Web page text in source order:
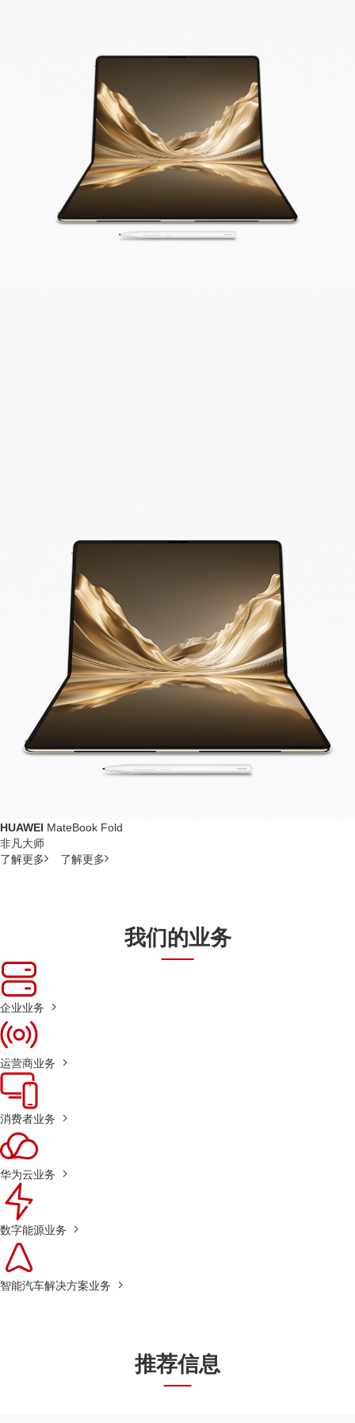
HUAWEI MateBook Fold
非凡大师
了解更多
了解更多
我们的业务
企业业务
运营商业务
消费者业务
华为云业务
数字能源业务
智能汽车解决方案业务
推荐信息